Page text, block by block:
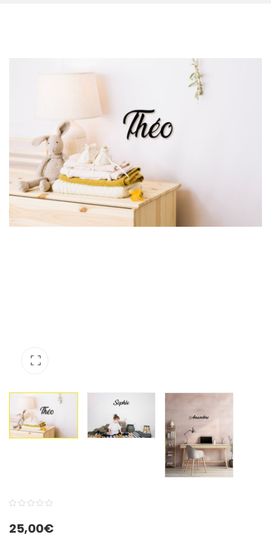
out
25,00€